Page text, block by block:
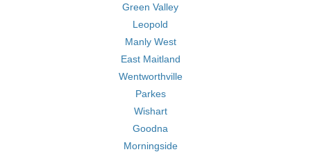
Green Valley
Leopold
Manly West
East Maitland
Wentworthville
Parkes
Wishart
Goodna
Morningside